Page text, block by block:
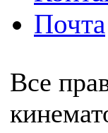
Почта
Все